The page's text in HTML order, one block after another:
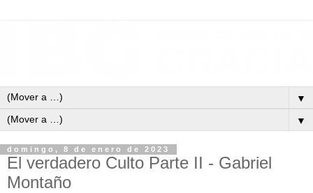
▼
▼
domingo, 8 de enero de 2023
El verdadero Culto Parte II - Gabriel
Montaño